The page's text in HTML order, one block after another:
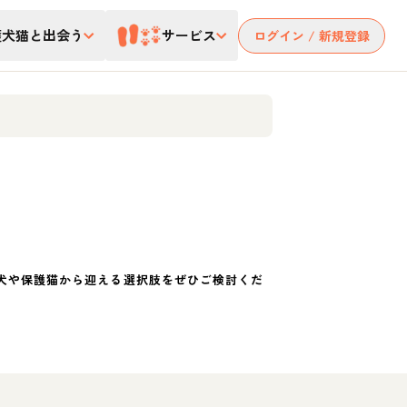
猫と出会う サービス ログイン / 新規登録
保護猫から迎える選択肢をぜひご検討くだ